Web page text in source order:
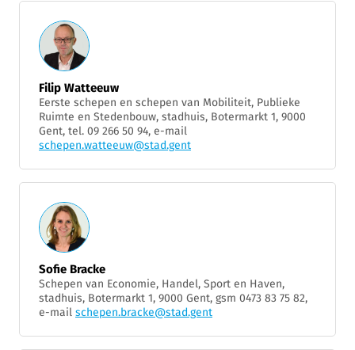
Filip Watteeuw
Eerste schepen en schepen van Mobiliteit, Publieke
Ruimte en Stedenbouw, stadhuis, Botermarkt 1, 9000
Gent, tel. 09 266 50 94, e-mail
schepen.watteeuw@stad.gent
Sofie Bracke
Schepen van Economie, Handel, Sport en Haven,
stadhuis, Botermarkt 1, 9000 Gent, gsm 0473 83 75 82,
e-mail schepen.bracke@stad.gent